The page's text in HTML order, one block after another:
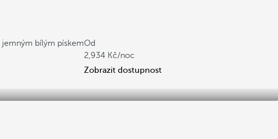
jemným bílým pískemOd
2,934
/noc
Zobrazit dostupnost